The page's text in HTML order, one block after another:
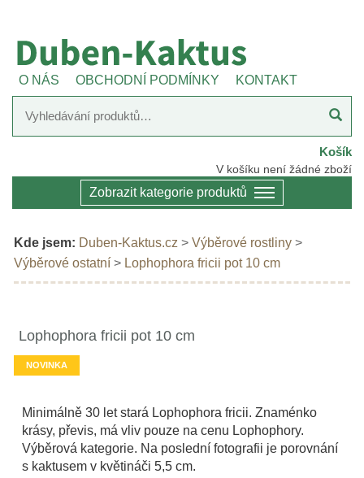
O NÁS OBCHODNÍ PODMÍNKY KONTAKT
Košík
V košíku není žádné zboží
Zobrazit kategorie produktů
Kde jsem: Duben-Kaktus.cz > Výběrové rostliny >
Výběrové ostatní > Lophophora fricii pot 10 cm
Lophophora fricii pot 10 cm
NOVINKA
Minimálně 30 let stará Lophophora fricii. Znaménko
krásy, převis, má vliv pouze na cenu Lophophory.
Výběrová kategorie. Na poslední fotografii je porovnání
s kaktusem v květináči 5,5 cm.